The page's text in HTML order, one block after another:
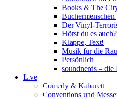
Books & The
Büchermenschen
Der Vinyl-
Hörst du es auch?
Klappe, Text!
Musik für die
Persönlich
soundnerds –
Live
Comedy & Kabarett
Conventions und